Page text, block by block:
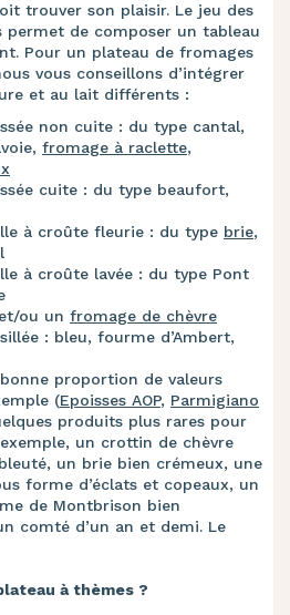
trouver son plaisir. Le jeu des
permet de composer un tableau
Pour un plateau de fromages
vous conseillons d’intégrer
et au lait différents :​​
non cuite : du type cantal,
fromage à raclette,
cuite : du type beaufort,
à croûte fleurie : du type brie,
à croûte lavée : du type Pont
et/ou un fromage de chèvre
: bleu, fourme d’Ambert,
proportion de valeurs
(Epoisses AOP, Parmigiano
produits plus rares pour
un crottin de chèvre
un brie bien crémeux, une
forme d’éclats et copeaux, un
de Montbrison bien
comté d’un an et demi. Le
à thèmes ?